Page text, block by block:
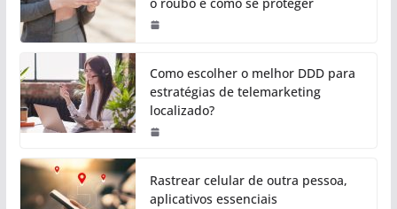
Como escolher o melhor DDD para
estratégias de telemarketing
localizado?
Rastrear celular de outra pessoa,
aplicativos essenciais